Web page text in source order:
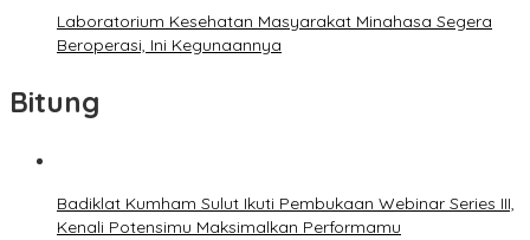
Laboratorium Kesehatan Masyarakat Minahasa Segera
Beroperasi, Ini Kegunaannya
Bitung
Badiklat Kumham Sulut Ikuti Pembukaan Webinar Series III,
Kenali Potensimu Maksimalkan Performamu